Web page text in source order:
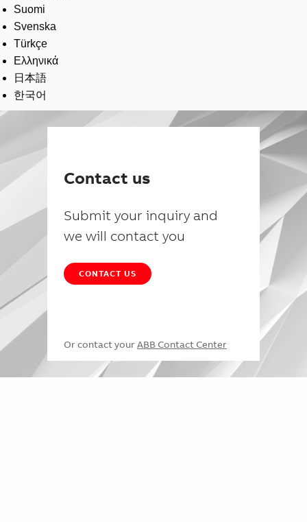
Suomi
Svenska
Türkçe
Ελληνικά
日本語
한국어
Contact us
Submit your inquiry and
we will contact you
CONTACT US
Or contact your ABB Contact Center